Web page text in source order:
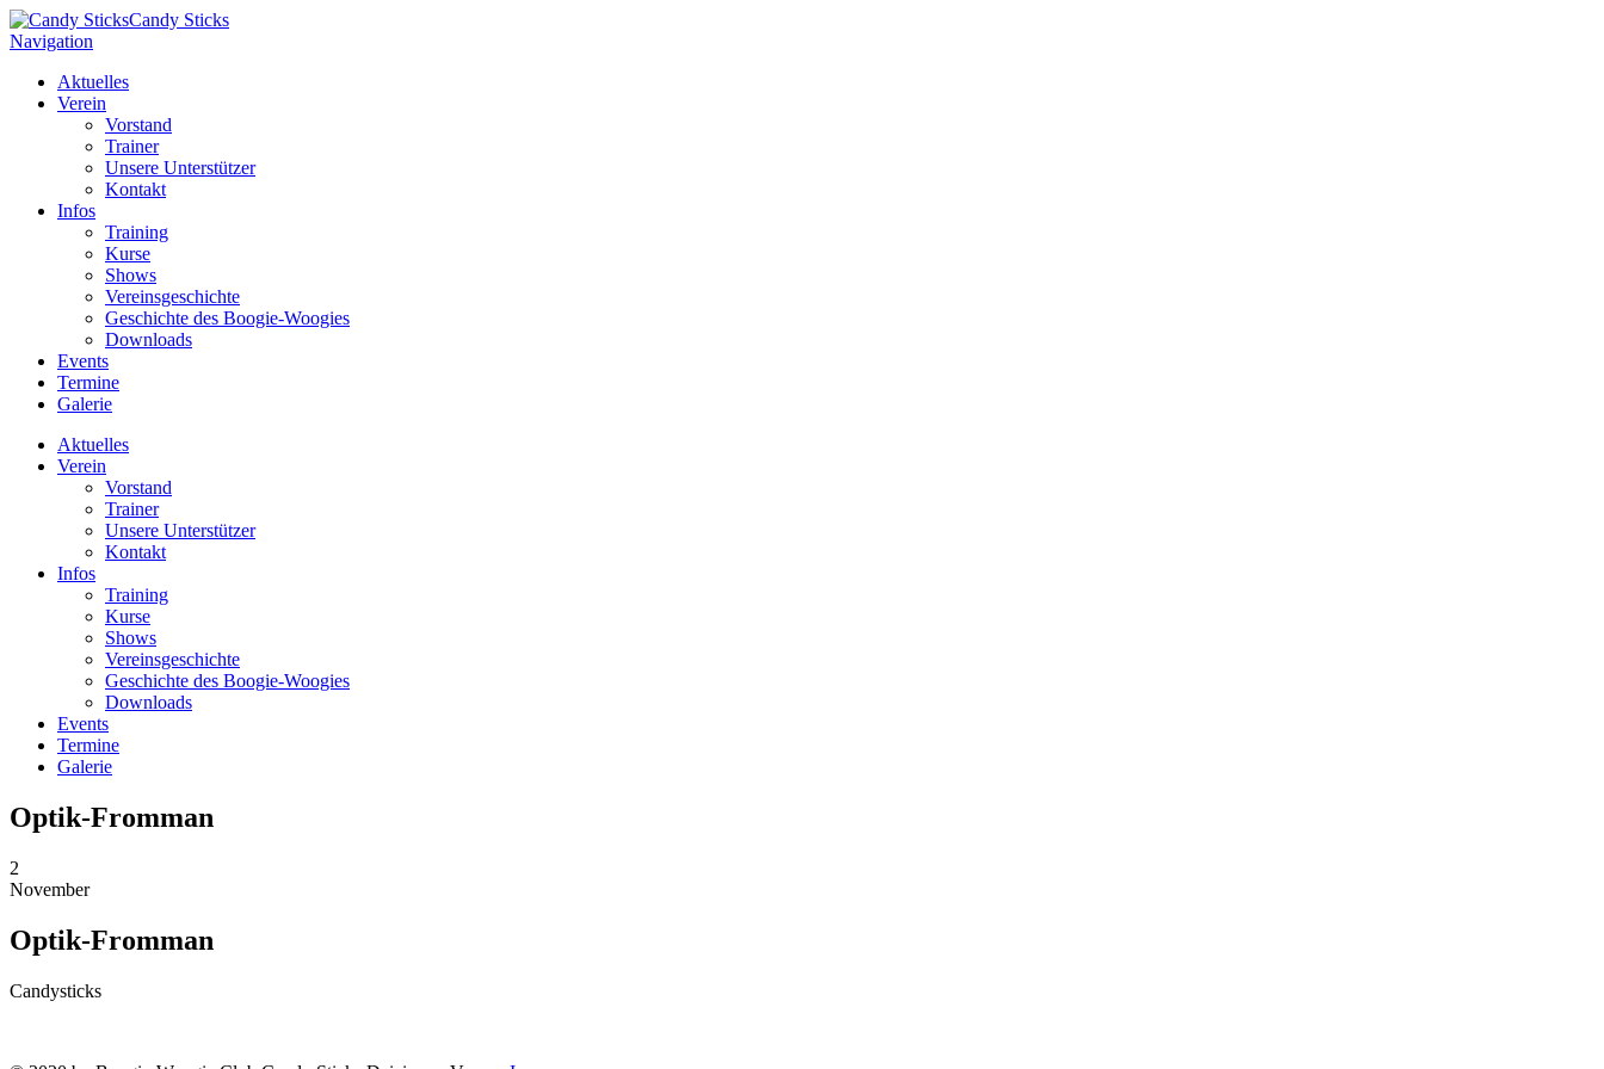
Candy Sticks
Navigation
Aktuelles
Verein
Vorstand
Trainer
Unsere Unterstützer
Kontakt
Infos
Training
Kurse
Shows
Vereinsgeschichte
Geschichte des Boogie-Woogies
Downloads
Events
Termine
Galerie
Aktuelles
Verein
Vorstand
Trainer
Unsere Unterstützer
Kontakt
Infos
Training
Kurse
Shows
Vereinsgeschichte
Geschichte des Boogie-Woogies
Downloads
Events
Termine
Galerie
Optik-Fromman
2
November
Optik-Fromman
Candysticks